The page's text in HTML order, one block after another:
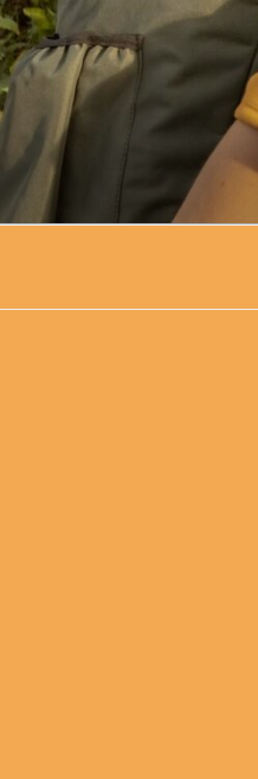
Aller
au
contenu
principal